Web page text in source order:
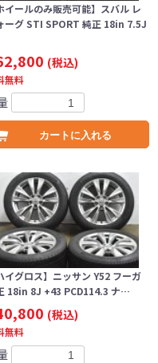
イールのみ販売可能】スバル レ
ーグ STI SPORT 純正 18in 7.5J
(税込)
無料
カートに入れる
イグロス】ニッサン Y52 フーガ
18in 8J +43 PCD114.3 ナ…
(税込)
無料